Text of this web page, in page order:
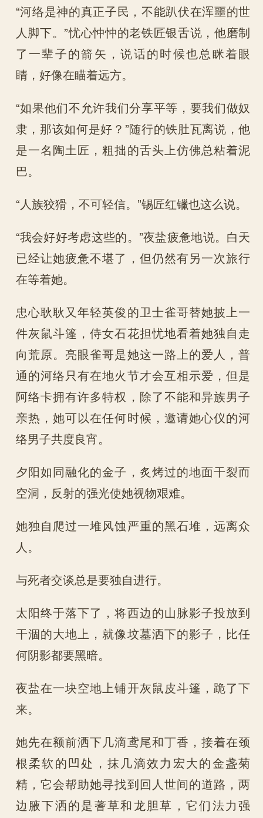
“河络是神的真正子民，不能趴伏在浑噩的世
人脚下。”忧心忡忡的老铁匠银舌说，他磨制
了一辈子的箭矢，说话的时候也总眯着眼
睛，好像在瞄着远方。
“如果他们不允许我们分享平等，要我们做奴
隶，那该如何是好？”随行的铁肚瓦离说，他
是一名陶土匠，粗拙的舌头上仿佛总粘着泥
巴。
“人族狡猾，不可轻信。”锡匠红镴也这么说。
“我会好好考虑这些的。”夜盐疲惫地说。白天
已经让她疲惫不堪了，但仍然有另一次旅行
在等着她。
忠心耿耿又年轻英俊的卫士雀哥替她披上一
件灰鼠斗篷，侍女石花担忧地看着她独自走
向荒原。亮眼雀哥是她这一路上的爱人，普
通的河络只有在地火节才会互相示爱，但是
阿络卡拥有许多特权，除了不能和异族男子
亲热，她可以在任何时候，邀请她心仪的河
络男子共度良宵。
夕阳如同融化的金子，炙烤过的地面干裂而
空洞，反射的强光使她视物艰难。
她独自爬过一堆风蚀严重的黑石堆，远离众
人。
与死者交谈总是要独自进行。
太阳终于落下了，将西边的山脉影子投放到
干涸的大地上，就像坟墓洒下的影子，比任
何阴影都要黑暗。
夜盐在一块空地上铺开灰鼠皮斗篷，跪了下
来。
她先在额前洒下几滴鸢尾和丁香，接着在颈
根柔软的凹处，抹几滴效力宏大的金盏菊
精，它会帮助她寻找到回人世间的道路，两
边腋下洒的是蓍草和龙胆草，它们法力强